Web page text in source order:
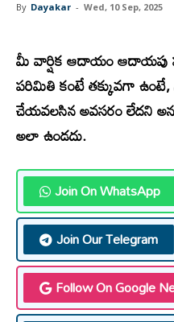
By Dayakar - Wed, 10 Sep, 2025
మీవార్షిక ఆదాయం ఆదాయపు
పరిమితి కంటే తక్కువగా
చేయవలసిన అవసరం లేదని
అలా ఉండదు.
Join On WhatsApp
Join Our Telegram
Follow On Google